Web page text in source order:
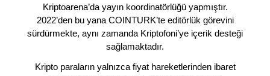
Kriptoarena’da yayın koordinatörlüğü yapmıştır.
2022’den bu yana COINTURK’te editörlük görevini
sürdürmekte, aynı zamanda Kriptofoni’ye içerik desteği
sağlamaktadır.
Kripto paraların yalnızca fiyat hareketlerinden ibaret